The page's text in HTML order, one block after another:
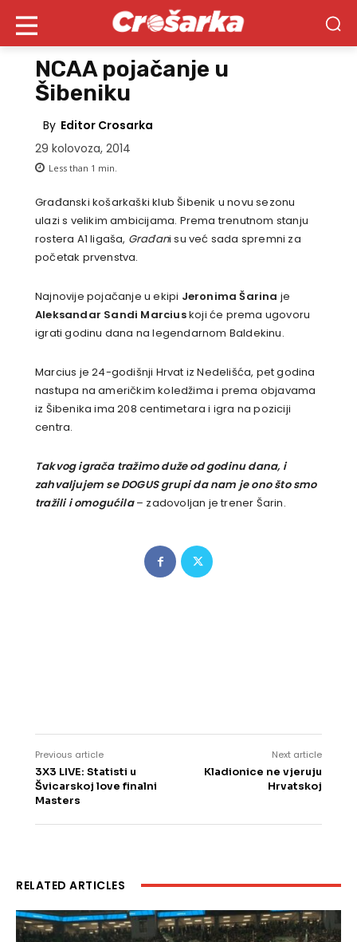
NCAA pojačanje u
Šibeniku
By Editor Crosarka
29 kolovoza, 2014
Less than 1 min.
Građanski košarkaški klub Šibenik u novu sezonu
ulazi s velikim ambicijama. Prema trenutnom stanju
rostera A1 ligaša, Građani su već sada spremni za
početak prvenstva.
Najnovije pojačanje u ekipi Jeronima Šarina je
Aleksandar Sandi Marciuskoji će prema ugovoru
igrati godinu dana na legendarnom Baldekinu.
Marcius je 24-godišnji Hrvat iz Nedelišća, pet godina
nastupa na američkim koledžima i prema objavama
iz Šibenika ima 208 centimetara i igra na poziciji
centra.
Takvog igrača tražimo duže od godinu dana, i
zahvaljujem se DOGUS grupi da nam je ono što smo
tražili i omogućila– zadovoljan je trener Šarin.
Previous article
3X3 LIVE: Statisti u
Švicarskoj love finalni
Masters
Next article
Kladionice ne vjeruju
Hrvatskoj
RELATED ARTICLES